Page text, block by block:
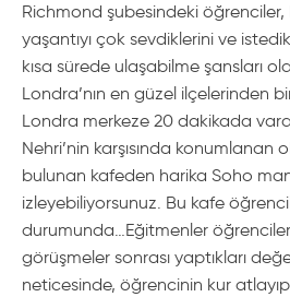
Richmond şubesindeki
yaşantıyı çok sevdiklerini ve
kısa sürede ulaşabilme şansları
Londra’nın en güzel ilçelerinden
Londra merkeze 20 dakikada
Nehri’nin karşısında konumlanan
bulunan kafeden harika Soho
izleyebiliyorsunuz. Bu kafe
durumunda…Eğitmenler
görüşmeler sonrası yaptıkları
neticesinde, öğrencinin kur